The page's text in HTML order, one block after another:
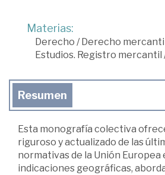
Materias:
Derecho / Derecho mercantil
Estudios. Registro mercantil
Resumen
Esta monografía colectiva
riguroso y actualizado de las
normativas de la Unión Europea
indicaciones geográficas,